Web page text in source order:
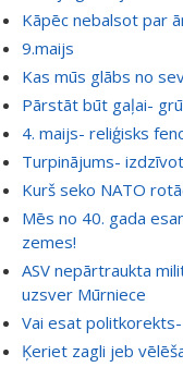
Kāpēc nebalsot par
9.maijs
Kas mūs glābs no
Pārstāt būt gaļai-
4. maijs- reliģisks
Turpinājums-
Kurš seko NATO
Mēs no 40. gada
zemes!
ASV nepārtraukta
uzsver Mūrniece
Vai esat
Ķeriet zagli jeb